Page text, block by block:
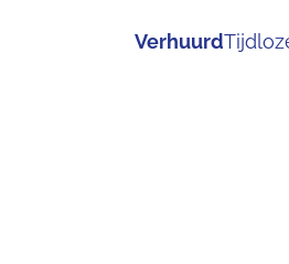
Verhuurd